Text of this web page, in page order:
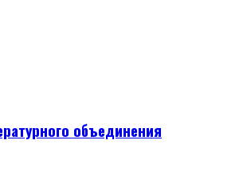
объединения